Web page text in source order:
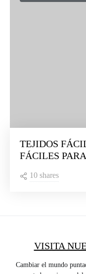
TEJIDOS
FÁCILES
10 shares
VISITA
Cambiar el mundo